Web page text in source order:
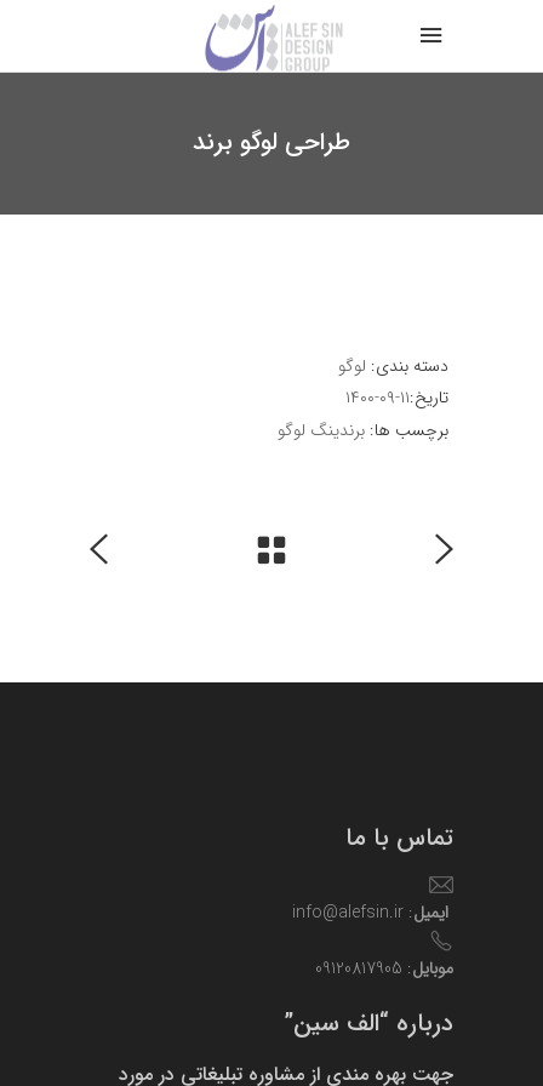
طراحی لوگو برند
دسته بندی: لوگو
تاریخ:۱۴۰۰-۰۹-۱۱
برچسب ها: برندینگ لوگو
تماس با ما
ایمیل: info@alefsin.ir
موبایل: 09120817905
درباره “الف سین”
جهت بهره مندی از مشاوره تبلیغاتی در مورد